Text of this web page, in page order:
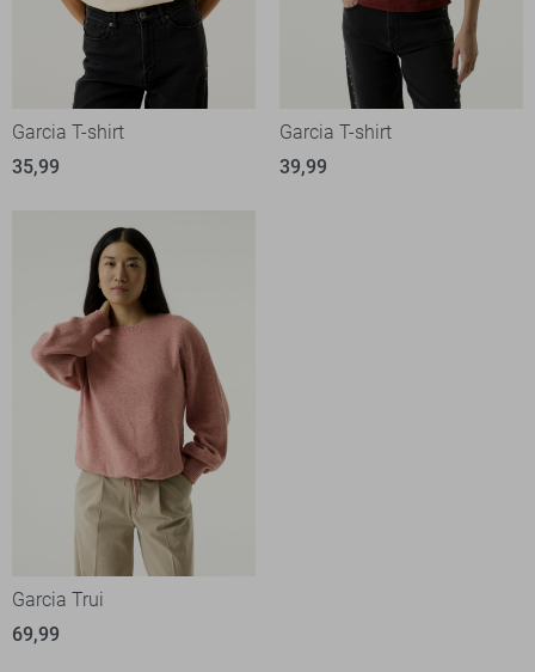
Garcia T-shirt
35,99
Garcia T-shirt
39,99
Garcia Trui
69,99